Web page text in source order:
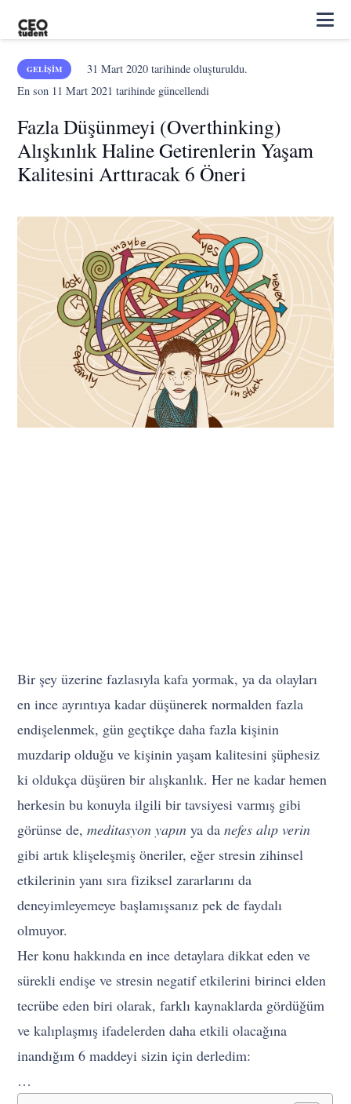
GELIŞIM 31 Mart 2020tarihinde oluşturuldu.
En son 11 Mart 2021 tarihinde güncellendi
Fazla Düşünmeyi (Overthinking)
Alışkınlık Haline Getirenlerin Yaşam
Kalitesini Arttıracak 6 Öneri
Bir şey üzerine fazlasıyla kafa yormak, ya da olayları
en ince ayrıntıya kadar düşünerek normalden fazla
endişelenmek, gün geçtikçe daha fazla kişinin
muzdarip olduğu ve kişinin yaşam kalitesini şüphesiz
ki oldukça düşüren bir alışkanlık. Her ne kadar hemen
herkesin bu konuyla ilgili bir tavsiyesi varmış gibi
görünse de,meditasyon yapınya danefes alıp verin
gibi artık klişeleşmiş öneriler, eğer stresin zihinsel
etkilerinin yanı sıra fiziksel zararlarını da
deneyimleyemeye başlamışsanız pek de faydalı
olmuyor.
Her konu hakkında en ince detaylara dikkat eden ve
sürekli endişe ve stresin negatif etkilerini birinci elden
tecrübe eden biri olarak, farklı kaynaklarda gördüğüm
ve kalıplaşmış ifadelerden daha etkili olacağına
inandığım 6 maddeyi sizin için derledim:
…